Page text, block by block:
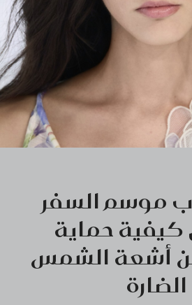
موسم السفر
حماية
أشعة الشمس
الضارة